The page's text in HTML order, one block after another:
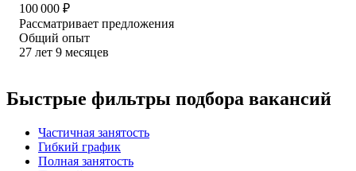
100 000 ₽
Рассматривает предложения
Общий опыт
27 лет 9 месяцев
Быстрые фильтры подбора вакансий
Частичная занятость
Гибкий график
Полная занятость